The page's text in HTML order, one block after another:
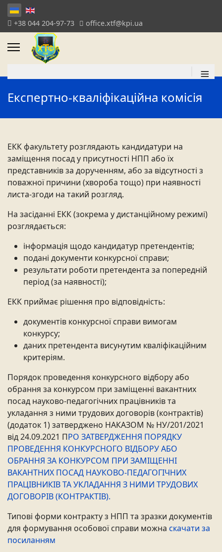
+38 044 204-97-73 office.xtf@kpi.ua
≡
Експертно-кваліфікаційна комісія
ЕКК факультету розглядають кандидатури на
заміщення посад у присутності НПП або їх
представників за дорученням, або за відсутності з
поважної причини (хвороба тощо) при наявності
листа-згоди на такий розгляд.
На засіданні ЕКК (зокрема у дистанційному режимі)
розглядається:
інформація щодо кандидатур претендентів;
подані документи конкурсної справи;
результати роботи претендента за попередній
період (за наявності);
ЕКК приймає рішення про відповідність:
документів конкурсної справи вимогам
конкурсу;
даних претендента висунутим кваліфікаційним
критеріям.
Порядок проведення конкурсного відбору або
обрання за конкурсом при заміщенні вакантних
посад науково-педагогічних працівників та
укладання з ними трудових договорів (контрактів)
(додаток 1) затверджено НАКАЗОМ № НУ/201/2021
від 24.09.2021 ПРО ЗАТВЕРДЖЕННЯ ПОРЯДКУ
ПРОВЕДЕННЯ КОНКУРСНОГО ВІДБОРУ АБО
ОБРАННЯ ЗА КОНКУРСОМ ПРИ ЗАМІЩЕННІ
ВАКАНТНИХ ПОСАД НАУКОВО-ПЕДАГОГІЧНИХ
ПРАЦІВНИКІВ ТА УКЛАДАННЯ З НИМИ ТРУДОВИХ
ДОГОВОРІВ (КОНТРАКТІВ).
Типові форми контракту з НПП та зразки документів
для формування особової справи можна скачати за
посиланням